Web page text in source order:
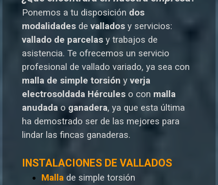
Ponemos a tu disposición dos
modalidades de vallados y servicios:
vallado de parcelas y trabajos de
asistencia. Te ofrecemos un servicio
profesional de vallado variado, ya sea con
malla de simple torsión y verja
electrosoldada Hércules o con malla
anudada o ganadera, ya que esta última
ha demostrado ser de las mejores para
lindar las fincas ganaderas.
INSTALACIONES DE VALLADOS
Malla de simple torsión